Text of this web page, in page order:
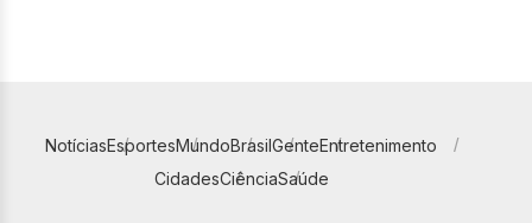
NotíciasEsportesMundoBrasilGenteEntretenimento
CidadesCiênciaSaúde